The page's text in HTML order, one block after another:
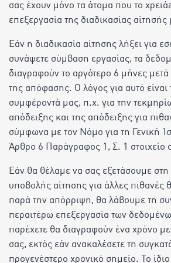
σας έχουν μόνο τα άτομα που το
επεξεργασία της διαδικασίας αίτησής
Εάν η διαδικασία αίτησης λήξει για
συνάψετε σύμβαση εργασίας, τα
διαγραφούν το αργότερο 6 μήνες
της απόφασης. Ο λόγος για αυτό είναι
συμφέροντά μας, π.χ. για την
απόδειξης και της απόδειξης για
σύμφωνα με τον Νόμο για τη Γενική
Άρθρο 6 Παράγραφος 1, Σ. 1 στοιχείο
Εάν θα θέλαμε να σας εξετάσουμε στη
υποβολής αίτησης για άλλες πιθανές
παρά την απόρριψη, θα λάβουμε τη
περαιτέρω επεξεργασία των
παρέχετε θα διαγραφούν ένα χρόνο
σας, εκτός εάν ανακαλέσετε τη
προγενέστερο χρονικό σημείο. Το ίδιο